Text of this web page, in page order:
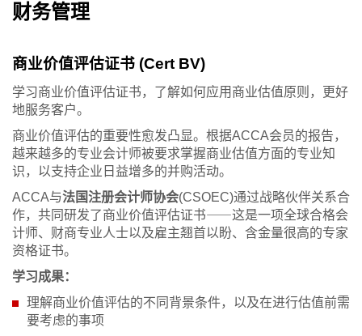
财务管理
商业价值评估证书 (Cert BV)
学习商业价值评估证书，了解如何应用商业估值原则，更好
地服务客户。
商业价值评估的重要性愈发凸显。根据ACCA会员的报告，
越来越多的专业会计师被要求掌握商业估值方面的专业知
识，以支持企业日益增多的并购活动。
ACCA与法国注册会计师协会(CSOEC)通过战略伙伴关系合
作，共同研发了商业价值评估证书⸺这是一项全球合格会
计师、财商专业人士以及雇主翘首以盼、含金量很高的专家
资格证书。
学习成果：
理解商业价值评估的不同背景条件，以及在进行估值前需
要考虑的事项